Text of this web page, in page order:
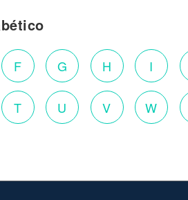
F G H I
T U V W